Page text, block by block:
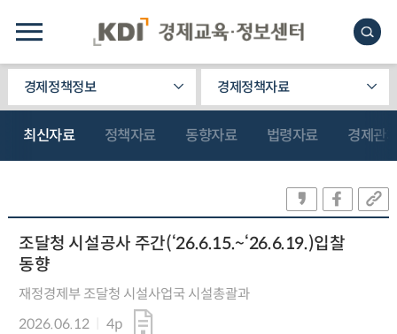
경제정책정보 경제정책자료
최신자료 정책자료 동향자료 법령자료 경제관
조달청 시설공사 주간(‘26.6.15.~‘26.6.19.)입찰
동향
재정경제부 조달청 시설사업국 시설총괄과
2026.06.12
4p